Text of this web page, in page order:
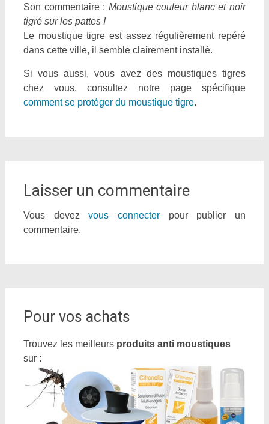
Son commentaire : Moustique couleur blanc et noir
tigré sur les pattes !
Le moustique tigre est assez régulièrement repéré
dans cette ville, il semble clairement installé.
Si vous aussi, vous avez des moustiques tigres
chez vous, consultez notre page spécifique
comment se protéger du moustique tigre.
Laisser un commentaire
Vous devezvous connecter pour publier un
commentaire.
Pour vos achats
Trouvez les meilleurs produits anti moustiques
sur :